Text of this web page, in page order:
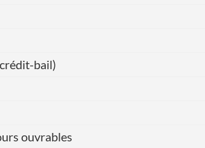
bail)
ouvrables